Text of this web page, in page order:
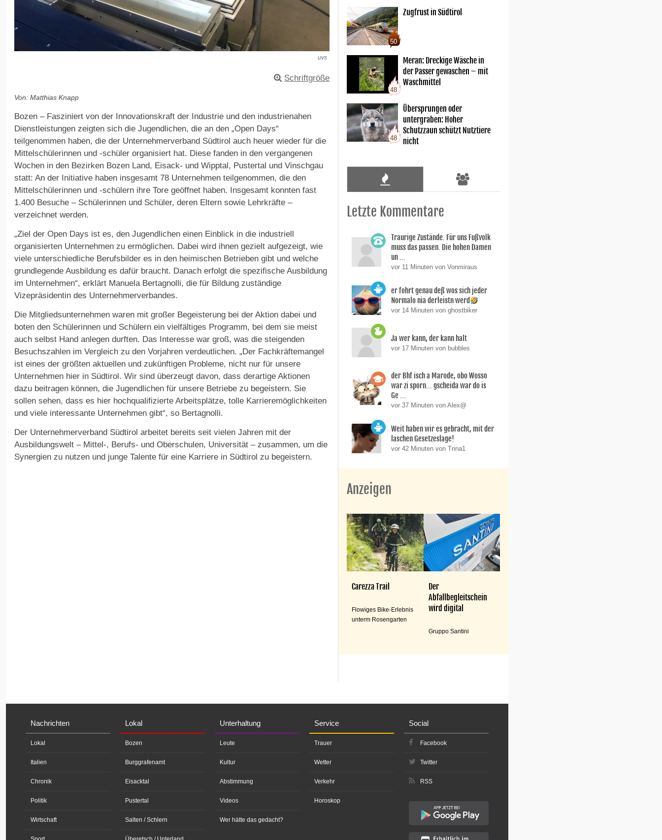
uvs
Schriftgröße
Von: Matthias Knapp
Bozen – Fasziniert von der Innovationskraft der Industrie und den industrienahen
Dienstleistungen zeigten sich die Jugendlichen, die an den „Open Days“
teilgenommen haben, die der Unternehmerverband Südtirol auch heuer wieder für die
Mittelschülerinnen und -schüler organisiert hat. Diese fanden in den vergangenen
Wochen in den Bezirken Bozen Land, Eisack- und Wipptal, Pustertal und Vinschgau
statt: An der Initiative haben insgesamt 78 Unternehmen teilgenommen, die den
Mittelschülerinnen und -schülern ihre Tore geöffnet haben. Insgesamt konnten fast
1.400 Besuche – Schülerinnen und Schüler, deren Eltern sowie Lehrkräfte –
verzeichnet werden.
„Ziel der Open Days ist es, den Jugendlichen einen Einblick in die industriell
organisierten Unternehmen zu ermöglichen. Dabei wird ihnen gezielt aufgezeigt, wie
viele unterschiedliche Berufsbilder es in den heimischen Betrieben gibt und welche
grundlegende Ausbildung es dafür braucht. Danach erfolgt die spezifische Ausbildung
im Unternehmen“, erklärt Manuela Bertagnolli, die für Bildung zuständige
Vizepräsidentin des Unternehmerverbandes.
Die Mitgliedsunternehmen waren mit großer Begeisterung bei der Aktion dabei und
boten den Schülerinnen und Schülern ein vielfältiges Programm, bei dem sie meist
auch selbst Hand anlegen durften. Das Interesse war groß, was die steigenden
Besuchszahlen im Vergleich zu den Vorjahren verdeutlichen. „Der Fachkräftemangel
ist eines der größten aktuellen und zukünftigen Probleme, nicht nur für unsere
Unternehmen hier in Südtirol. Wir sind überzeugt davon, dass derartige Aktionen
dazu beitragen können, die Jugendlichen für unsere Betriebe zu begeistern. Sie
sollen sehen, dass es hier hochqualifizierte Arbeitsplätze, tolle Karrieremöglichkeiten
und viele interessante Unternehmen gibt“, so Bertagnolli.
Der Unternehmerverband Südtirol arbeitet bereits seit vielen Jahren mit der
Ausbildungswelt – Mittel-, Berufs- und Oberschulen, Universität – zusammen, um die
Synergien zu nutzen und junge Talente für eine Karriere in Südtirol zu begeistern.
50
Zugfrust in Südtirol
48
Meran: Dreckige Wäsche in
der Passer gewaschen – mit
Waschmittel
48
Übersprungen oder
untergraben: Hoher
Schutzzaun schützt Nutztiere
nicht
Letzte Kommentare
Traurige Zustände. Für uns Fußvolk
muss das passen. Die hohen Damen
un ...
vor 11 Minuten von Vonmiraus
er fohrt genau deß wos sich jeder
Normalo nia derleistn werd
vor 14 Minuten von ghostbiker
Ja wer kann, der kann halt
vor 17 Minuten von bubbles
der Bhf isch a Marode, obo Wosso
war zi sporn... gscheida war do is
Ge ...
vor 37 Minuten von Alex@
Weit haben wir es gebracht, mit der
laschen Gesetzeslage!
vor 42 Minuten von Trina1
Anzeigen
Carezza Trail
Flowiges Bike-Erlebnis
unterm Rosengarten
Der
Abfallbegleitschein
wird digital
Gruppo Santini
Nachrichten
Lokal
Italien
Chronik
Politik
Wirtschaft
Lokal
Bozen
Burggrafenamt
Eisacktal
Pustertal
Salten / Schlern
Unterhaltung
Leute
Kultur
Abstimmung
Videos
Wer hätte das gedacht?
Service
Trauer
Wetter
Verkehr
Horoskop
Social
Facebook
Twitter
RSS